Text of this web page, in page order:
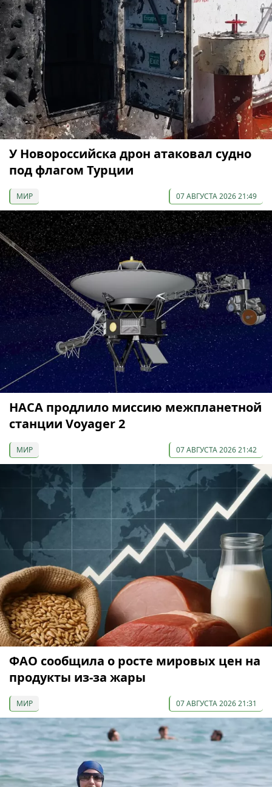
У Новороссийска дрон атаковал судно
под флагом Турции
МИР 07 АВГУСТА 2026 21:49
НАСА продлило миссию межпланетной
станции Voyager 2
МИР 07 АВГУСТА 2026 21:42
ФАО сообщила о росте мировых цен на
продукты из-за жары
МИР 07 АВГУСТА 2026 21:31